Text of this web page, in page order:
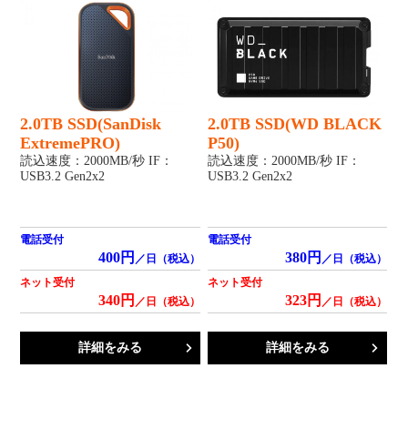
2.0TB SSD(SanDisk
ExtremePRO)
読込速度：2000MB/秒 IF：
USB3.2 Gen2x2
電話受付
400円 ／日（税込）
ネット受付
340円 ／日（税込）
詳細をみる
2.0TB SSD(WD BLACK
P50)
読込速度：2000MB/秒 IF：
USB3.2 Gen2x2
電話受付
380円 ／日（税込）
ネット受付
323円 ／日（税込）
詳細をみる